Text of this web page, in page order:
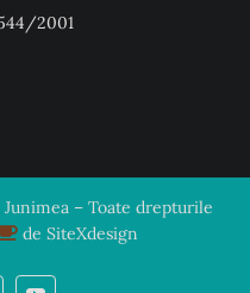
2001
– Toate drepturile
de SiteXdesign